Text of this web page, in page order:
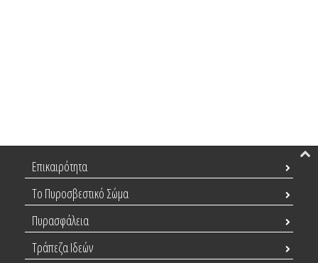
Επικαιρότητα
Το Πυροσβεστικό Σώμα
Πυρασφάλεια
Τράπεζα Ιδεών